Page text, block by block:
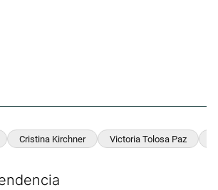
Cristina Kirchner Victoria Tolosa Paz